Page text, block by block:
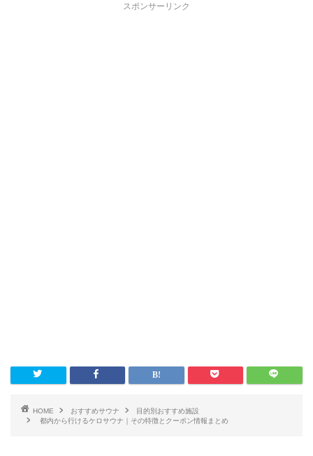
スポンサーリンク
HOME おすすめサウナ
目的別おすすめ施設
都内から行けるケロサウナ｜その特徴とクーポン情報まとめ